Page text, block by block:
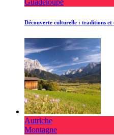
Guadeloupe
Découverte culturelle : traditions et
Autriche
Montagne